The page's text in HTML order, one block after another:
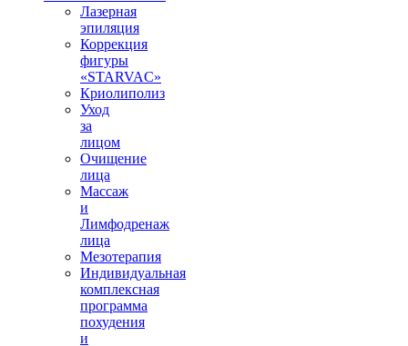
Лазерная
эпиляция
Коррекция
фигуры
«STARVAС»
Криолиполиз
Уход
за
лицом
Очищение
лица
Массаж
и
Лимфодренаж
лица
Мезотерапия
Индивидуальная
комплексная
программа
похудения
и